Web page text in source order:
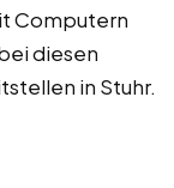
Computern
diesen
in Stuhr.